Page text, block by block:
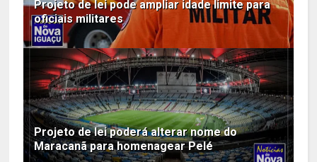
Projeto de lei pode ampliar idade limite para
oficiais militares
Projeto de lei poderá alterar nome do
Maracanã para homenagear Pelé